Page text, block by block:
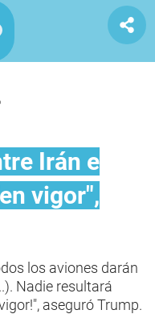
Irán e
vigor",
los aviones darán
Nadie resultará
aseguró Trump.